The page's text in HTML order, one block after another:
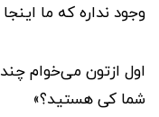
وجود نداره که ما
اول ازتون می‌خوام
شما کی هستید؟»